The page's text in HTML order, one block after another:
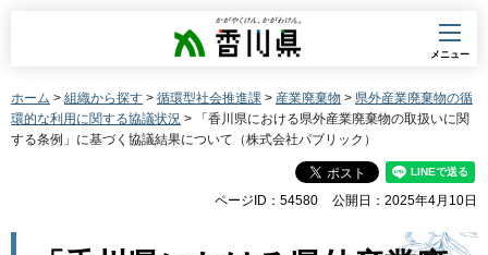
香川県
メニュー
ホーム > 組織から探す > 循環型社会推進課 > 産業廃棄物 > 県外産業廃棄物の循
環的な利用に関する協議状況 > 「香川県における県外産業廃棄物の取扱いに関
する条例」に基づく協議結果について（株式会社パブリック）
ページID：54580 公開日：2025年4月10日